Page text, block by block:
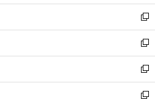
開
く
ウ
で
開
く
ン
ド
ウ
で
開
く
し
い
ウ
ィ
ン
ド
ウ
で
新
し
い
ウ
ィ
ン
ド
新
し
い
ウ
ィ
新
し
い
新